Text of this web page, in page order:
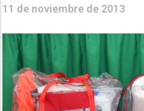
11 de noviembre de 2013